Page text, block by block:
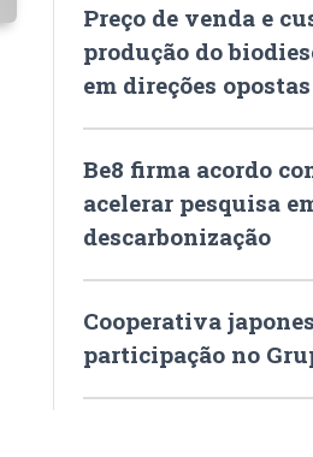
Preço de venda e
produção do
em direções opostas
Be8 firma acordo
acelerar pesquisa
descarbonização
Cooperativa
participação no